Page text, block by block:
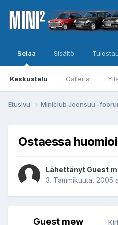
Selaa
Keskustelu Galleria
Sisältö
Etusivu Miniclub Joensuu -
Ostaessa
Lähettänyt Guest
3. Tammikuuta, 2005
Guest mew